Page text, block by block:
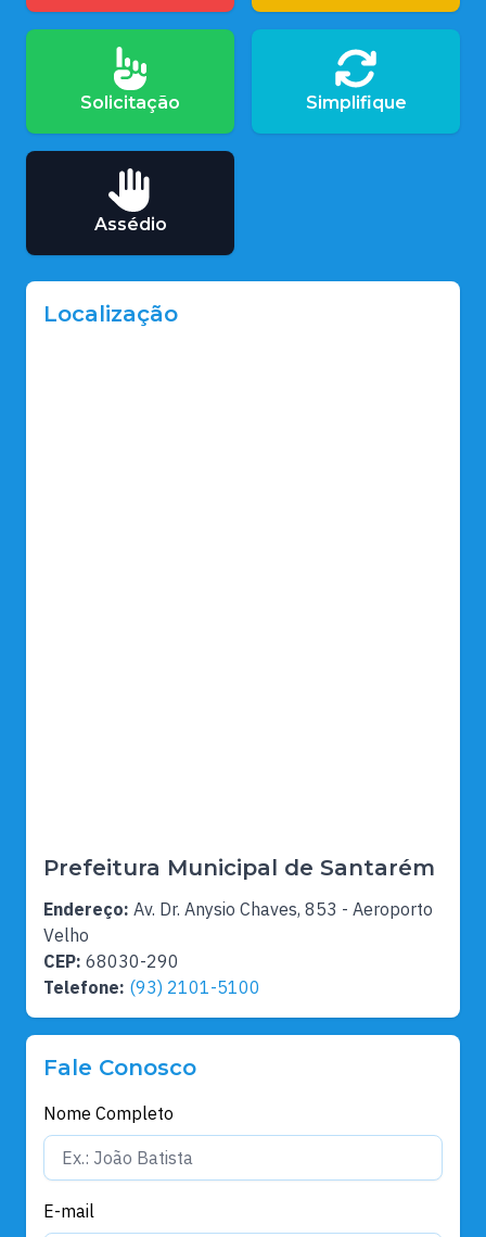
Solicitação Simplifique
Assédio
Localização
Prefeitura Municipal de Santarém
Endereço: Av. Dr. Anysio Chaves, 853 - Aeroporto
Velho
CEP: 68030-290
Telefone: (93) 2101-5100
Fale Conosco
Nome Completo
E-mail